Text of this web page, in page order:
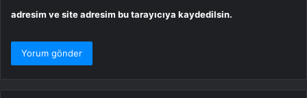
adresim ve site adresim bu tarayıcıya kaydedilsin.